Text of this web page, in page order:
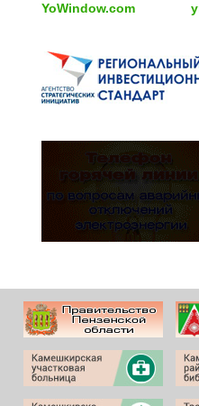
YoWindow.com